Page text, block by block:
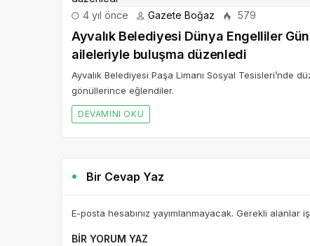
4 yıl önce Gazete Boğaz 579
Ayvalık Belediyesi Dünya Engelliler
aileleriyle buluşma düzenledi
Ayvalık Belediyesi Paşa Limanı Sosyal Tesisleri’nde
gönüllerince eğlendiler.
DEVAMINI OKU
Bir Cevap Yaz
E-posta hesabınız yayımlanmayacak. Gerekli alanlar
BIR YORUM YAZ